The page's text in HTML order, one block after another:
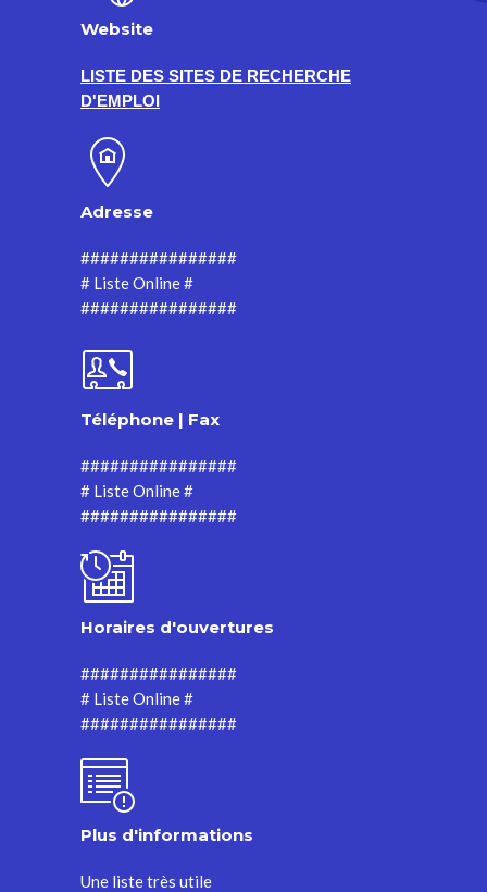
Website
LISTE DES SITES DE RECHERCHE
D'EMPLOI
Adresse
################
# Liste Online #
################
Téléphone | Fax
################
# Liste Online #
################
Horaires d'ouvertures
################
# Liste Online #
################
Plus d'informations
Une liste très utile